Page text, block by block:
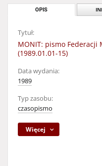
OPIS
Tytuł:
MONIT: pismo Federacji
(1989.01.01-15)
Data wydania:
1989
Typ zasobu:
czasopismo
Więcej